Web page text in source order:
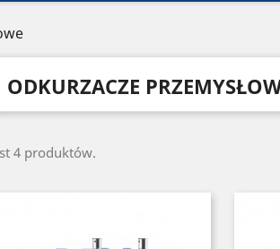
ODKURZACZE
4 produktów.